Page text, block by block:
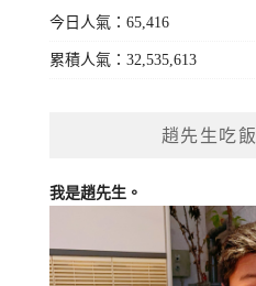
今日人氣：65,416
累積人氣：32,535,613
趙先生吃飯
我是趙先生。